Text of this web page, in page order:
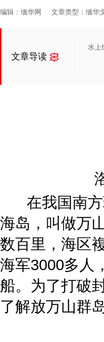
编辑：缅华网 文章类型：缅华
文章导读
水上
在我国南
海岛，叫做万
数百里，海区
海军3000多人
船。为了打破
了解放万山群